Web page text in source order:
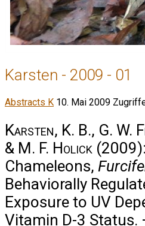
Karsten - 2009 - 01
Abstracts K 10. Mai 2009
Karsten, K. B., G. W.
& M. F. Holick
Chameleons,
Behaviorally
Exposure to UV
Vitamin D-3 Status.